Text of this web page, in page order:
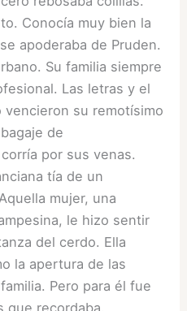
Conocía muy bien la
apoderaba de Pruden.
Su familia siempre
Las letras y el
vencieron su remotísimo
de
por sus venas.
tía de un
mujer, una
le hizo sentir
del cerdo. Ella
la apertura de las
Pero para él fue